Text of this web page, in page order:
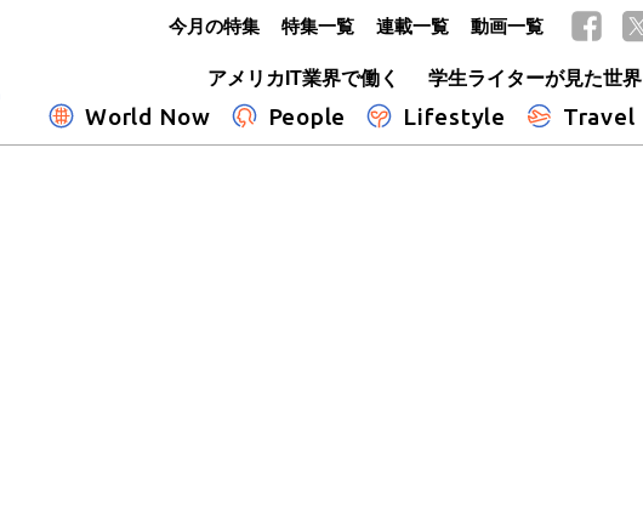
アメリカIT業界で働く
学生ライターが見た世界
World Now People Lifestyle Travel
今月の特集 特集一覧 連載一覧 動画一覧